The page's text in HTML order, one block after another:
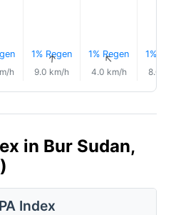
h
1% Regen
↑
9.0 km/h
1% Regen
↑
4.0 km/h
1%
8.0
in Bur Sudan,
Index